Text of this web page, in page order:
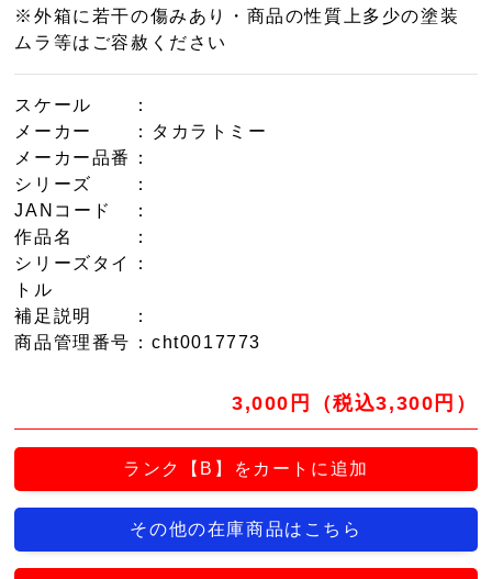
※外箱に若干の傷みあり・商品の性質上多少の塗装
ムラ等はご容赦ください
スケール
：
メーカー
：タカラトミー
メーカー品番
：
シリーズ
：
JANコード
：
作品名
：
シリーズタイ
トル
：
補足説明
：
商品管理番号 ：cht0017773
3,000円（税込3,300円）
ランク【B】をカートに追加
その他の在庫商品はこちら